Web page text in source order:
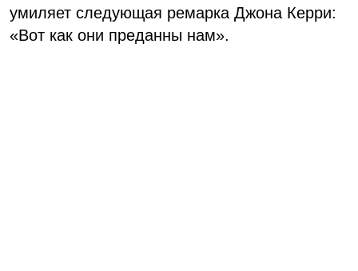
умиляет следующая ремарка Джона Керри:
«Вот как они преданны нам».